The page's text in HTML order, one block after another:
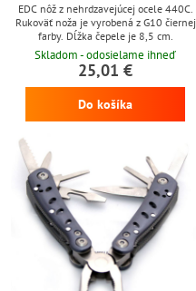
EDC nôž z nehrdzavejúcej ocele 440C.
Rukoväť noža je vyrobená z G10 čiernej
farby. Dĺžka čepele je 8,5 cm.
Skladom - odosielame ihneď
25,01 €
Do košíka